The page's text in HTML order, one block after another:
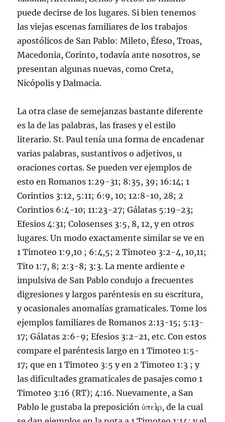
puede decirse de los lugares. Si bien tenemos
las viejas escenas familiares de los trabajos
apostólicos de San Pablo: Mileto, Éfeso, Troas,
Macedonia, Corinto, todavía ante nosotros, se
presentan algunas nuevas, como Creta,
Nicópolis y Dalmacia.
La otra clase de semejanzas bastante diferente
es la de las palabras, las frases y el estilo
literario. St. Paul tenía una forma de encadenar
varias palabras, sustantivos o adjetivos, u
oraciones cortas. Se pueden ver ejemplos de
esto enRomanos 1:29-31; 8:35, 39;16:14;1
Corintios 3:12, 5:11; 6:9,10;12:8-10, 28; 2
Corintios 6:4-10;11:23-27;Gálatas 5:19-23;
Efesios 4:31;Colosenses 3:5, 8,12, y en otros
lugares. Un modo exactamente similar se ve en
1 Timoteo 1:9,10 ; 6:4 ,5; 2 Timoteo 3:2-4 ,10,11;
Tito 1:7, 8; 2:3-8; 3:3. La mente ardiente e
impulsiva de San Pablo condujo a frecuentes
digresiones y largos paréntesis en su escritura,
y ocasionales anomalías gramaticales. Tome los
ejemplos familiares deRomanos 2:13-15; 5:13-
17;Gálatas 2:6-9;Efesios 3:2-21 , etc. Con estos
compare el paréntesis largo en1 Timoteo 1:5-
17; que en1 Timoteo 3:5 y en 2 Timoteo 1:3 ; y
las dificultades gramaticales de pasajes como1
Timoteo 3:16 (RT); 4:16. Nuevamente, a San
Pablo le gustaba la preposición ὑπεìρ, de la cual